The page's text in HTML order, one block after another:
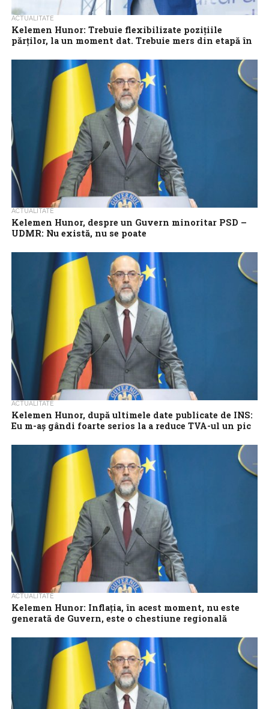
ACTUALITATE
Kelemen Hunor: Trebuie flexibilizate pozițiile
părților, la un moment dat. Trebuie mers din etapă în
Președintele UDMR, Kelemen Hunor, a declarat, marți, că după
primele consultări de la Cotroceni ale președintelui Nicușor Dan
cu partidele, ‘nu există...
ACTUALITATE
Kelemen Hunor, despre un Guvern minoritar PSD –
UDMR: Nu există, nu se poate
există posibilitatea creării unui Guvern minoritar PSD din care să
facă parte UDMR,...
ACTUALITATE
Kelemen Hunor, după ultimele date publicate de INS:
Eu m-aş gândi foarte serios la a reduce TVA-ul un pic
Parlament, după ultimele date publicate de Institutul Naţional de
Statistică, privind inflaţia şi situaţia...
ACTUALITATE
Kelemen Hunor: Inflația, în acest moment, nu este
generată de Guvern, este o chestiune regională
inflația de peste 10% anunțată de Institutul Național de Statistică
nu este generată de...